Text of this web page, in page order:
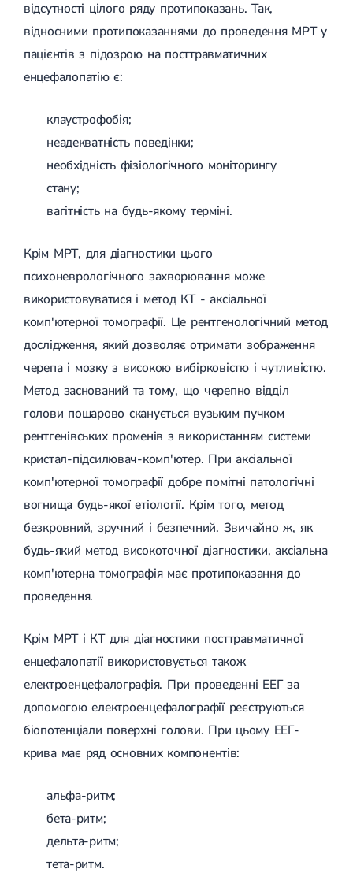
відсутності цілого ряду протипоказань. Так,
відносними протипоказаннями до проведення МРТ у
пацієнтів з підозрою на посттравматичних
енцефалопатію є:
клаустрофобія;
неадекватність поведінки;
необхідність фізіологічного моніторингу
стану;
вагітність на будь-якому терміні.
Крім МРТ, для діагностики цього
психоневрологічного захворювання може
використовуватися і метод КТ - аксіальної
комп'ютерної томографії. Це рентгенологічний метод
дослідження, який дозволяє отримати зображення
черепа і мозку з високою вибірковістю і чутливістю.
Метод заснований та тому, що черепно відділ
голови пошарово сканується вузьким пучком
рентгенівських променів з використанням системи
кристал-підсилювач-комп'ютер. При аксіальної
комп'ютерної томографії добре помітні патологічні
вогнища будь-якої етіології. Крім того, метод
безкровний, зручний і безпечний. Звичайно ж, як
будь-який метод високоточної діагностики, аксіальна
комп'ютерна томографія має протипоказання до
проведення.
Крім МРТ і КТ для діагностики посттравматичної
енцефалопатії використовується також
електроенцефалографія. При проведенні ЕЕГ за
допомогою електроенцефалографії реєструються
біопотенціали поверхні голови. При цьому ЕЕГ-
крива має ряд основних компонентів:
альфа-ритм;
бета-ритм;
дельта-ритм;
тета-ритм.